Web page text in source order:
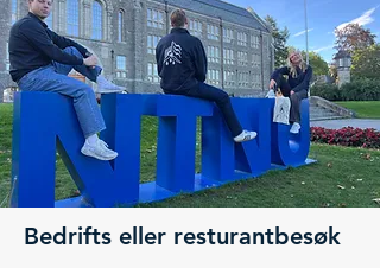
Bedrifts eller resturantbesøk